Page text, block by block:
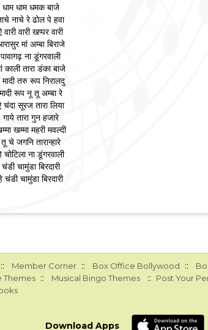
धाम धाम धमक बाजे
नाचे रे ढोल पे हवा
वारी वारी खप्पर वारी
मां अम्बा बिराजे
पावागढ़ ना डूंगरवाली
काली तारा डंका बाजे
मादी तरु रूप निरालदु
रूप नू तू अम्बा रे
चंदा सूरज तारा लिया
गाये तारा गुन हजारे
खम्मा महरी मवल्दी
तू चे जगनि तारान्हारे
चोटिला ना डूंगरवाली
चंडी चामुंडा बिरदारी
चंडी चामुंडा बिरदारी
:: Member Corner :: Box Office Bollywood ::
Themes :: Musical Bingo Themes :: Post Your
Download Apps